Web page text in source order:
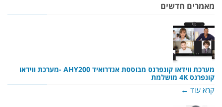
מאמרים חדשים
מערכת ווידאו קונפרנס מבוססת אנדרואיד AHY200 -מערכת ווידאו
קונפרנס 4K מושלמת
קרא עוד ←